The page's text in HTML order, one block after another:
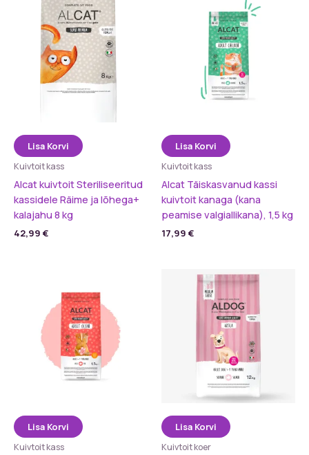
Lisa Korvi
Kuivtoit kass
Alcat kuivtoit Steriliseeritud
kassidele Räime ja lõhega+
kalajahu 8 kg
42,99 €
Lisa Korvi
Kuivtoit kass
Alcat Täiskasvanud kassi
kuivtoit kanaga (kana
peamise valgiallikana), 1,5 kg
17,99 €
Lisa Korvi
Kuivtoit kass
Lisa Korvi
Kuivtoit koer